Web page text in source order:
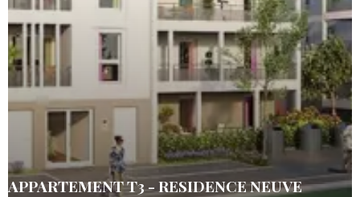
APPARTEMENT T3 - RESIDENCE NEUVE